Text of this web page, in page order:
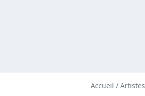
Accueil / Artistes